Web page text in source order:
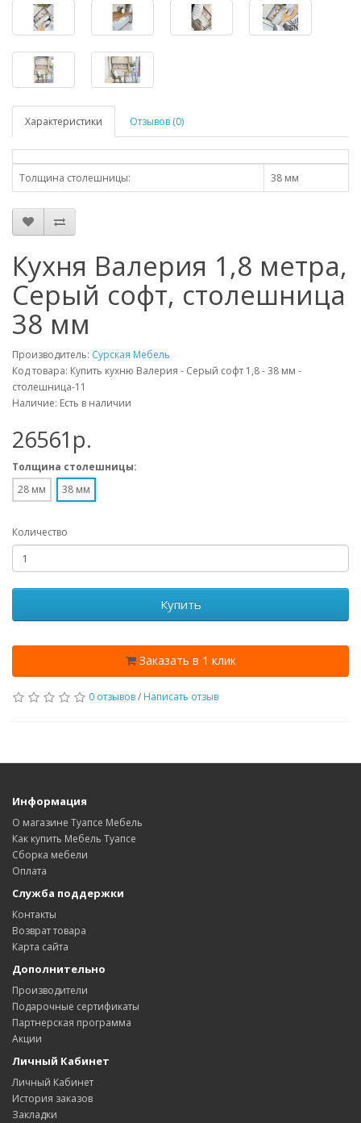
Характеристики Отзывов (0)
Толщина столешницы: 38 мм
Кухня Валерия 1,8 метра,
Серый софт, столешница
38 мм
Производитель: Сурская Мебель
Код товара: Купить кухню Валерия - Серый софт 1,8 - 38 мм -
столешница-11
Наличие: Есть в наличии
26561p.
Толщина столешницы:
28 мм
38 мм
Количество
Купить
Заказать в 1 клик
0 отзывов/ Написать отзыв
Информация
О магазине Туапсе Мебель
Как купить Мебель Туапсе
Сборка мебели
Оплата
Служба поддержки
Контакты
Возврат товара
Карта сайта
Дополнительно
Производители
Подарочные сертификаты
Партнерская программа
Акции
Личный Кабинет
Личный Кабинет
История заказов
Закладки